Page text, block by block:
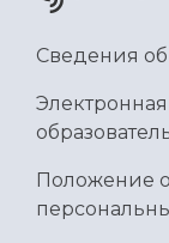
Умный дом
Сведения
Сведения
Положение